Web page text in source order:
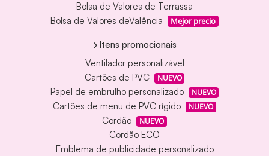
Bolsa de Valores de Terrassa
Bolsa de Valores deValência
Mejor precio
Itens promocionais
Ventilador personalizável
Cartões de PVC
NUEVO
Papel de embrulho personalizado NUEVO
Cartões de menu de PVC rígido NUEVO
Cordão NUEVO
Cordão ECO
Emblema de publicidade personalizado